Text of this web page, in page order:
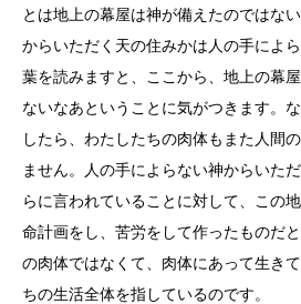
とは地上の幕屋は神が備えたのではな
からいただく天の住みかは人の手によ
葉を読みますと、ここから、地上の幕
ないなあということに気がつきます。
したら、わたしたちの肉体もまた人間
ません。人の手によらない神からいた
らに言われていることに対して、この
命計画をし、苦労をして作ったものだ
の肉体ではなくて、肉体にあって生き
ちの生活全体を指しているのです。